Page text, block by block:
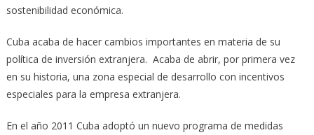
sostenibilidad económica.
Cuba acaba de hacer cambios importantes en materia de su
política de inversión extranjera. Acaba de abrir, por primera vez
en su historia, una zona especial de desarrollo con incentivos
especiales para la empresa extranjera.
En el año 2011 Cuba adoptó un nuevo programa de medidas